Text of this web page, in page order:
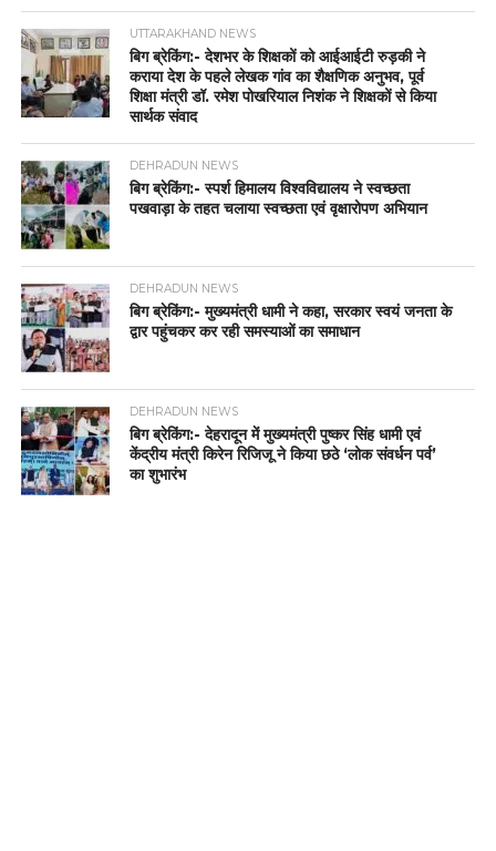
UTTARAKHAND NEWS
बिग ब्रेकिंग:- देशभर के शिक्षकों को आईआईटी रुड़की ने
कराया देश के पहले लेखक गांव का शैक्षणिक अनुभव, पूर्व
शिक्षा मंत्री डॉ. रमेश पोखरियाल निशंक ने शिक्षकों से किया
सार्थक संवाद
DEHRADUN NEWS
बिग ब्रेकिंग:- स्पर्श हिमालय विश्वविद्यालय ने स्वच्छता
पखवाड़ा के तहत चलाया स्वच्छता एवं वृक्षारोपण अभियान
DEHRADUN NEWS
बिग ब्रेकिंग:- मुख्यमंत्री धामी ने कहा, सरकार स्वयं जनता के
द्वार पहुंचकर कर रही समस्याओं का समाधान
DEHRADUN NEWS
बिग ब्रेकिंग:- देहरादून में मुख्यमंत्री पुष्कर सिंह धामी एवं
केंद्रीय मंत्री किरेन रिजिजू ने किया छठे ‘लोक संवर्धन पर्व’
का शुभारंभ